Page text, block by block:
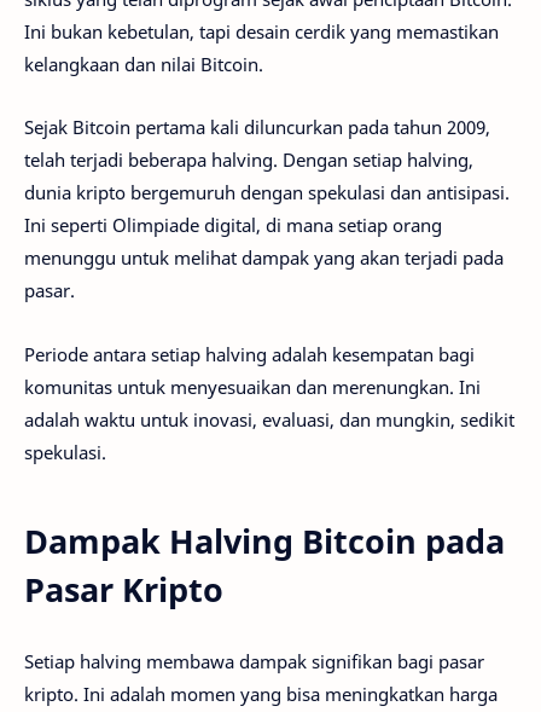
Ini bukan kebetulan, tapi desain cerdik yang memastikan
kelangkaan dan nilai Bitcoin.
Sejak Bitcoin pertama kali diluncurkan pada tahun 2009,
telah terjadi beberapa halving. Dengan setiap halving,
dunia kripto bergemuruh dengan spekulasi dan antisipasi.
Ini seperti Olimpiade digital, di mana setiap orang
menunggu untuk melihat dampak yang akan terjadi pada
pasar.
Periode antara setiap halving adalah kesempatan bagi
komunitas untuk menyesuaikan dan merenungkan. Ini
adalah waktu untuk inovasi, evaluasi, dan mungkin, sedikit
spekulasi.
Dampak Halving Bitcoin pada
Pasar Kripto
Setiap halving membawa dampak signifikan bagi pasar
kripto. Ini adalah momen yang bisa meningkatkan harga